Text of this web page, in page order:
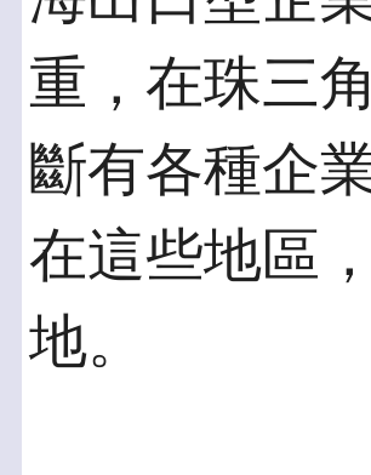
重，在珠三
斷有各種企
在這些地區
地。